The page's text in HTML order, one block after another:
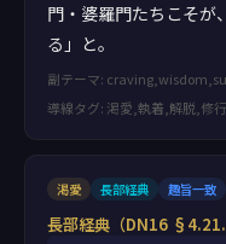
門・婆羅門たちこそ
る」と。
副テーマ:
導線タグ: 渇愛,執着,解脱,修
渇愛 長部経典 趣旨一致
長部経典（DN16